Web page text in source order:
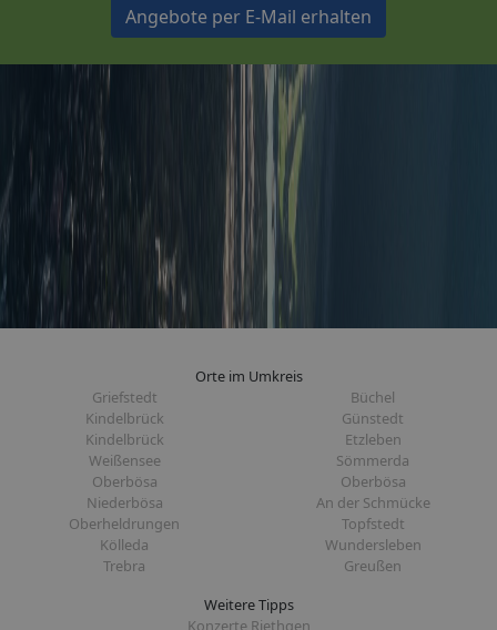
Angebote per E-Mail erhalten
Orte im Umkreis
Griefstedt
Büchel
Kindelbrück
Günstedt
Kindelbrück
Etzleben
Weißensee
Sömmerda
Oberbösa
Oberbösa
Niederbösa
An der Schmücke
Oberheldrungen
Topfstedt
Kölleda
Wundersleben
Trebra
Greußen
Weitere Tipps
Konzerte Riethgen